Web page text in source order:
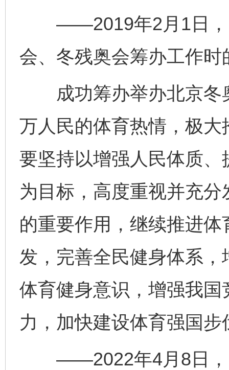
——2019年2月1日，
会、冬残奥会筹办工作时
成功筹办举办北京冬
万人民的体育热情，极
要坚持以增强人民体质
为目标，高度重视并充
的重要作用，继续推进
发，完善全民健身体系
体育健身意识，增强我
力，加快建设体育强国步
——2022年4月8日，
完善运行机制助力责任有效落实 一纸欠